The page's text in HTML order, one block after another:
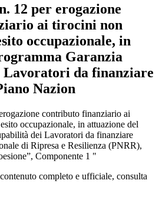
12 per erogazione
ai tirocini non
occupazionale, in
Garanzia
Lavoratori da finanziare
Nazion
contributo finanziario ai
occupazionale, in attuazione del
dei Lavoratori da finanziare
di Ripresa e Resilienza (PNRR),
Componente 1 "
completo e ufficiale, consulta